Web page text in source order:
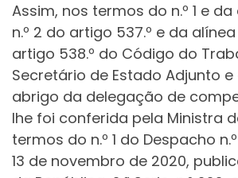
Assim, nos termos do n.º 1 e
n.º 2 do artigo 537.º e da
artigo 538.º do Código do
Secretário de Estado Adjunto
abrigo da delegação de
lhe foi conferida pela Ministra
termos do n.º 1 do Despacho n.º
13 de novembro de 2020,